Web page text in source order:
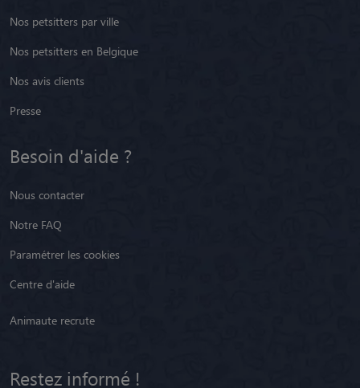
Nos petsitters par ville
Nos petsitters en Belgique
Nos avis clients
Presse
Besoin d'aide ?
Nous contacter
Notre FAQ
Paramétrer les cookies
Centre d'aide
Animaute recrute
Restez informé !